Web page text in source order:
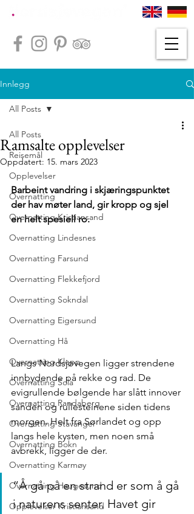
Innlegg
All Posts
Reisemål
Opplevelser
Overnatting
Overnatting Kristiansand
Overnatting Lindesnes
Overnatting Farsund
Overnatting Flekkefjord
Overnatting Sokndal
Overnatting Eigersund
Overnatting Hå
Overnatting Klepp
Overnatting Sola
Overnatting Randaberg
Overnatting Stavanger
Overnatting Bokn
Overnatting Karmøy
Overnatting Haugesund
Opplevelser Kristiansand
All Posts
Ramsalte opplevelser
Oppdatert: 15. mars 2023
Barbeint vandring i skjæringspunktet
der hav møter land, gir kropp og sjel
en helt spesiell ro.
Langs Nordsjøvegen ligger strendene
innbydende på rekke og rad. De
evigrullende bølgende har slått innover
sanden og rullesteinene siden tidens
morgen. Helt fra Sørlandet og opp
langs hele kysten, men noen små
avbrekk, ligger de der.
“Å gå på en strand er som å gå
i naturens senter. Havet gir